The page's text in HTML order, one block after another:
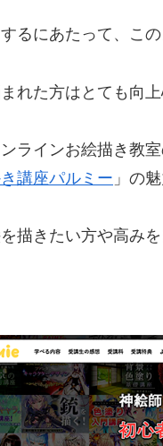
るにあたって、こ
れた方はとても向
ラインお絵描き教
講座パルミー 」の
描きたい方や高み